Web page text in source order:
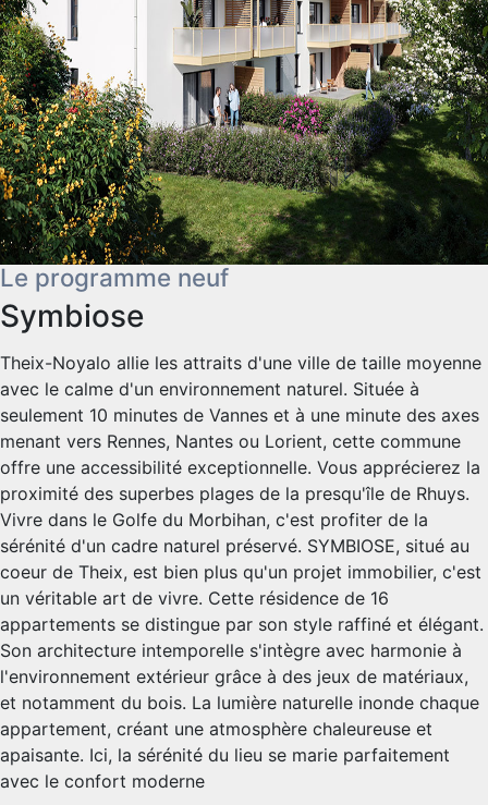
Le programme neuf
Symbiose
Theix-Noyalo allie les attraits d'une ville de taille moyenne
avec le calme d'un environnement naturel. Située à
seulement 10 minutes de Vannes et à une minute des axes
menant vers Rennes, Nantes ou Lorient, cette commune
offre une accessibilité exceptionnelle. Vous apprécierez la
proximité des superbes plages de la presqu'île de Rhuys.
Vivre dans le Golfe du Morbihan, c'est profiter de la
sérénité d'un cadre naturel préservé. SYMBIOSE, situé au
coeur de Theix, est bien plus qu'un projet immobilier, c'est
un véritable art de vivre. Cette résidence de 16
appartements se distingue par son style raffiné et élégant.
Son architecture intemporelle s'intègre avec harmonie à
l'environnement extérieur grâce à des jeux de matériaux,
et notamment du bois. La lumière naturelle inonde chaque
appartement, créant une atmosphère chaleureuse et
apaisante. Ici, la sérénité du lieu se marie parfaitement
avec le confort moderne